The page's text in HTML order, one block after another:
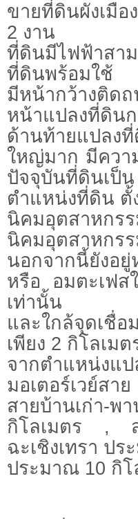
ขายที่ดินผังเมือ
2 งาน
ที่ดินมีไฟฟ้าสา
ที่ดินพร้อมใช้
มีหน้ากว้างติด
หน้าแปลงที่ดินก
ด้านท้ายแปล
ใหญ่มาก มีควา
ปัจจุบันที่ดินเป็น
ตำแหน่งที่ดิน ตั้
นิคมอุตสาหกร
นิคมอุตสาหกร
นอกจากนี้ยังอ
หรือ อมตะเฟส
เท่านั้น
และใกล้จุดเชื่
เพียง 2 กิโลเม
จากตำแหน่ง
มอเตอร์เวย์สา
สายบ้านเก่า-พ
กิโลเมตร , ส
ฉะเชิงเทรา ป
ประมาณ 10 กิโ